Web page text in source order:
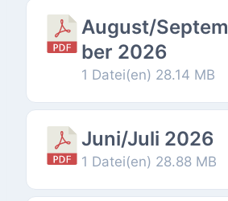
August/Septem
ber 2026
1 Datei(en) 28.14 MB
Juni/Juli 2026
1 Datei(en) 28.88 MB